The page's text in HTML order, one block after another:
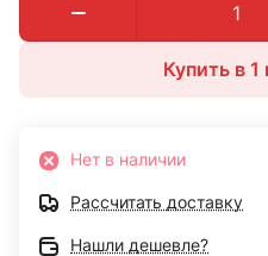
Купить в 1
Нет в наличии
Рассчитать доставку
Нашли дешевле?